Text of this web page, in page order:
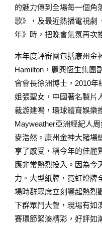
的魅力傳到全場每一個角
歌》，及最近熱播電視劇
年》時，把晚會氣氛再次
本年度評審團包括康州金
Hamilton，麗興恆生集團
會會長徐洲博士，2010
姐張聖女，中國著名製片
裁游建鳴，環球體育娛樂
Mayweather亞洲經紀人
麥浩然。康州金神大賭場
享了感受，稱今年的佳麗
應非常熱烈投入。因為今
力。大型紙牌，霓虹燈牌
場時群眾席立刻響起熱烈
下群眾鬥大聲，現場有如
賽環節緊湊精彩，好評如